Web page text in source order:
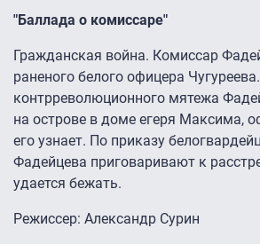
"Баллада о комиссаре"
Гражданская война. Комиссар
раненого белого офицера
контрреволюционного мятежа
на острове в доме егеря Максима,
его узнает. По приказу
Фадейцева приговаривают к
удается бежать.
Режиссер: Александр Сурин